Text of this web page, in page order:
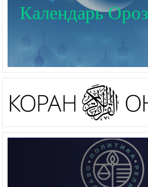
Календарь